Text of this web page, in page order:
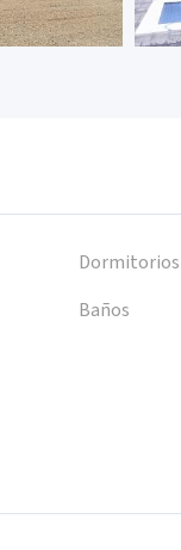
Dormitorios
Baños